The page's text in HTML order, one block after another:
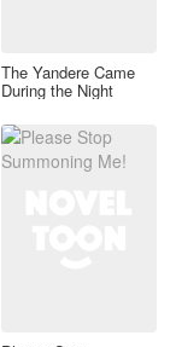
The Yandere Came
During the Night